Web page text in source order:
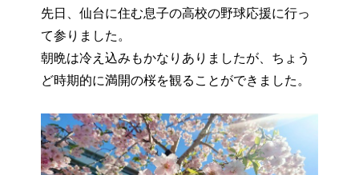
先日、仙台に住む息子の高校の野球応援に行っ
て参りました。
朝晩は冷え込みもかなりありましたが、ちょう
ど時期的に満開の桜を観ることができました。